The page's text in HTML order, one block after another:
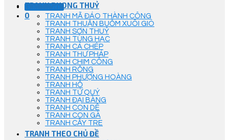
Góc Tư Vấn
0
TRANH PHONG THUỶ
TRANH MÃ ĐÁO THÀNH CÔNG
TRANH THUẬN BUỒM XUÔI GIÓ
TRANH SƠN THUỶ
TRANH TÙNG HẠC
TRANH CÁ CHÉP
TRANH THƯ PHÁP
TRANH CHIM CÔNG
TRANH RỒNG
TRANH PHƯỢNG HOÀNG
TRANH HỔ
TRANH TỨ QUÝ
TRANH ĐẠI BÀNG
TRANH CON DÊ
TRANH CON GÀ
TRANH CÂY TRE
TRANH THEO CHỦ ĐỀ